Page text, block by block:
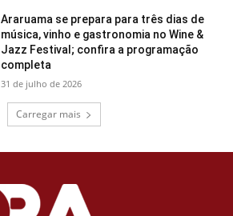
Araruama se prepara para três dias de
música, vinho e gastronomia no Wine &
Jazz Festival; confira a programação
completa
31 de julho de 2026
Carregar mais